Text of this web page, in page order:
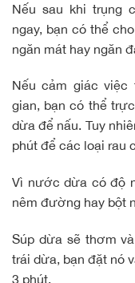
Nếu sau khi trụng
ngay, bạn có thể
ngăn mát hay ngăn
Nếu cảm giác việc
gian, bạn có thể
dừa để nấu. Tuy
phút để các loại rau
Vì nước dừa có độ
nêm đường hay bột
Súp dừa sẽ thơm
trái dừa, bạn đặt nó
3 phút.